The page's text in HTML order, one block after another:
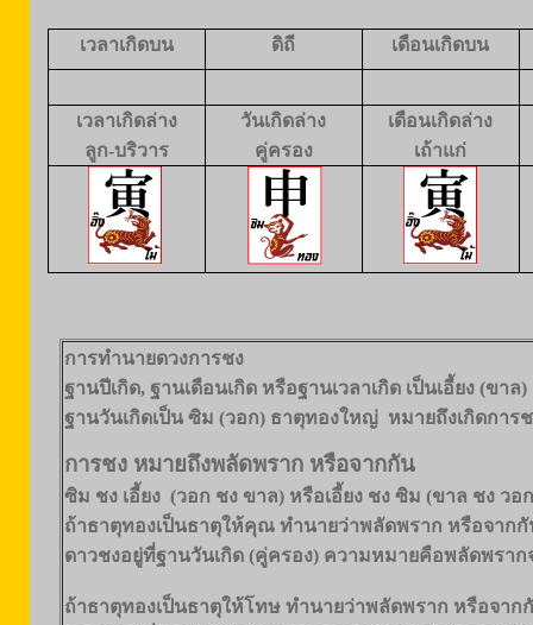
เวลาเกิดบน ดิถี เดือนเกิดบน
เวลาเกิดล่าง
ลูก-บริวาร
วันเกิดล่าง
คู่ครอง
เดือนเกิดล่าง
เถ้าแก่
การทำนายดวงการชง
ฐานปีเกิด, ฐานเดือนเกิด หรือฐานเวลาเกิด เป็นเอี้ยง (ขา
ฐานวันเกิดเป็น ซิม (วอก) ธาตุทองใหญ่ หมายถึงเกิดการ
การชง หมายถึงพลัดพราก หรือจากกัน
ซิม ชง เอี้ยง (วอก ชง ขาล) หรือเอี้ยง ชง ซิม (ขาล ชง ว
ถ้าธาตุทองเป็นธาตุให้คุณ ทำนายว่าพลัดพราก หรือจากกั
ดาวชงอยู่ที่ฐานวันเกิด (คู่ครอง) ความหมายคือพลัดพรา
ถ้าธาตุทองเป็นธาตุให้โทษ ทำนายว่าพลัดพราก หรือจา